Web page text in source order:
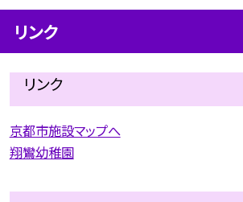
リンク
リンク
京都市施設マップへ
翔鸞幼稚園